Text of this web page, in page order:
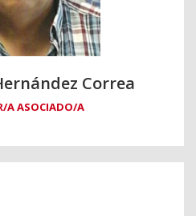
Correa
A ASOCIADO/A